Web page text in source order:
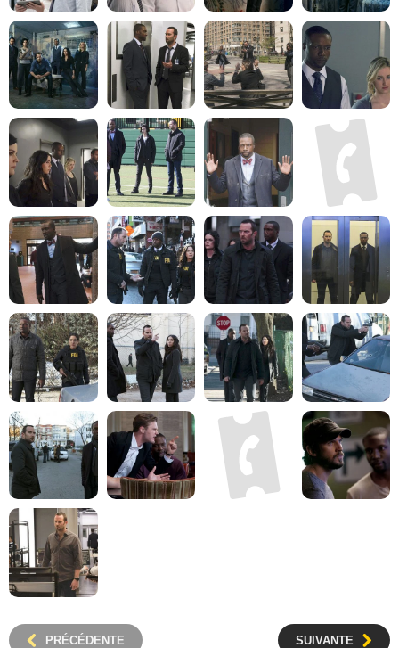
PRÉCÉDENTE SUIVANTE